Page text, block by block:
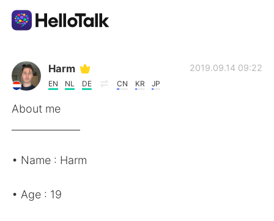
Language Exchange App
AI Grammar Checker
English
Harm
EN NL DE CN KR JP
2019.09.14 09:22
About me
• Name : Harm
• Age : 19